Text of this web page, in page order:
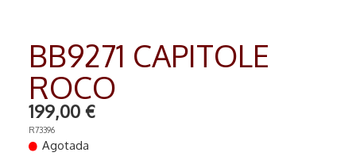
BB9271 CAPITOLE
ROCO
199,00 €
R73396
Agotada